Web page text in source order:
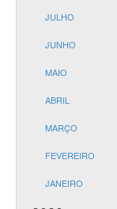
JULHO
JUNHO
MAIO
ABRIL
MARÇO
FEVEREIRO
JANEIRO